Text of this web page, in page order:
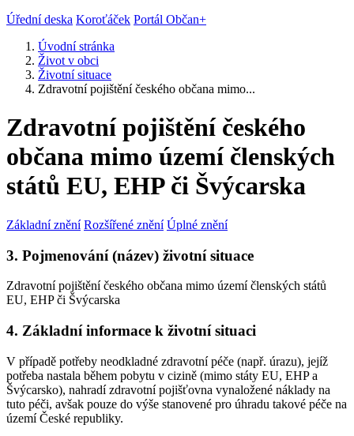
Úřední deska Koroťáček Portál Občan+
Úvodní stránka
Život v obci
Životní situace
Zdravotní pojištění českého občana mimo...
Zdravotní pojištění českého
občana mimo území členských
států EU, EHP či Švýcarska
Základní znění Rozšířené znění Úplné znění
3. Pojmenování (název) životní situace
Zdravotní pojištění českého občana mimo území členských států
EU, EHP či Švýcarska
4. Základní informace k životní situaci
V případě potřeby neodkladné zdravotní péče (např. úrazu), jejíž
potřeba nastala během pobytu v cizině (mimo státy EU, EHP a
Švýcarsko), nahradí zdravotní pojišťovna vynaložené náklady na
tuto péči, avšak pouze do výše stanovené pro úhradu takové péče na
území České republiky.